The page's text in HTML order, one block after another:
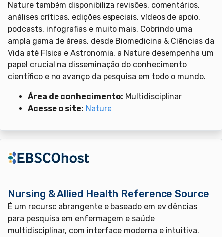
Nature também disponibiliza revisões, comentários,
análises críticas, edições especiais, vídeos de apoio,
podcasts, infografias e muito mais. Cobrindo uma
ampla gama de áreas, desde Biomedicina & Ciências da
Vida até Física e Astronomia, a Nature desempenha um
papel crucial na disseminação do conhecimento
científico e no avanço da pesquisa em todo o mundo.
Área de conhecimento: Multidisciplinar
Acesse o site: Nature
Nursing & Allied Health Reference Source
É um recurso abrangente e baseado em evidências
para pesquisa em enfermagem e saúde
multidisciplinar, com interface moderna e intuitiva.